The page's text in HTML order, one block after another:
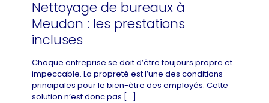
Nettoyage de bureaux à
Meudon : les prestations
incluses
Chaque entreprise se doit d’être toujours propre et
impeccable. La propreté est l’une des conditions
principales pour le bien-être des employés. Cette
solution n’est donc pas […]